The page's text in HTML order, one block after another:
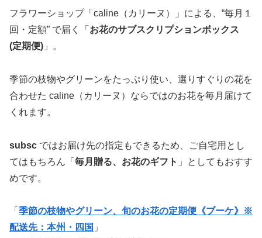
フラワーショップ「caline（カリーヌ）」による、“毎月１
回・定額” で届く「 お花のサブスクリプションボックス
(定期便) 」。
季節の枝物やグリーンをたっぷり使い、選りすぐりの花を
合わせた caline（カリーヌ）ならではのお花を毎月届けて
くれます。
subsc ではお届け先の指定もできるため、ご自宅用とし
てはもちろん「 毎月贈る、お花のギフト 」としてもおすす
めです。
「 季節の枝物やグリーン、旬のお花の定期便《ブーケ》※
配送先：本州・四国 」